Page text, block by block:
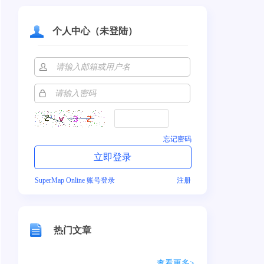
个人中心（未登陆）
忘记密码
SuperMap Online 账号登录 注册
热门文章